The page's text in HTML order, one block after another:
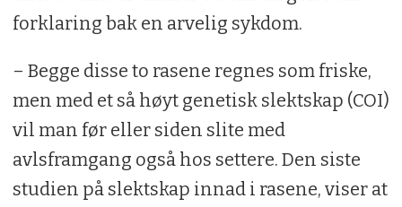
forklaring bak en arvelig sykdom.
– Begge disse to rasene regnes som friske,
men med et så høyt genetisk slektskap (COI)
vil man før eller siden slite med
avlsframgang også hos settere. Den siste
studien på slektskap innad i rasene, viser at